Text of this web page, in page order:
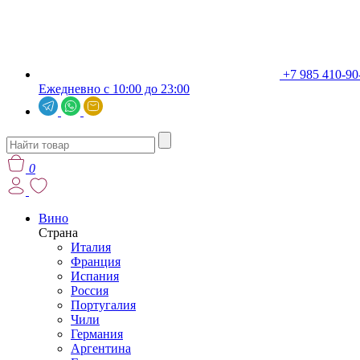
+7 985 410-
Ежедневно с 10:00 до 23:00
0
Вино
Страна
Италия
Франция
Испания
Россия
Португалия
Чили
Германия
Аргентина